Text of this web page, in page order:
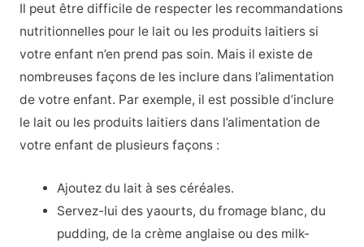
Il peut être difficile de respecter les recommandations
nutritionnelles pour le lait ou les produits laitiers si
votre enfant n’en prend pas soin. Mais il existe de
nombreuses façons de les inclure dans l’alimentation
de votre enfant. Par exemple, il est possible d’inclure
le lait ou les produits laitiers dans l’alimentation de
votre enfant de plusieurs façons :
Ajoutez du lait à ses céréales.
Servez-lui des yaourts, du fromage blanc, du
pudding, de la crème anglaise ou des milk-